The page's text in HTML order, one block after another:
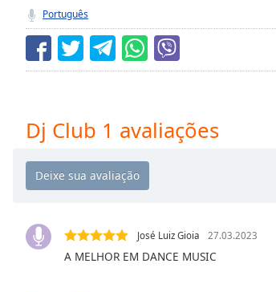
LIVE
Remaining
Playback
Rate
Chapters
Descriptions
descriptions
Português
Dj Club 1 avaliações
José Luiz Gioia 27.03.2023
A MELHOR EM DANCE MUSIC